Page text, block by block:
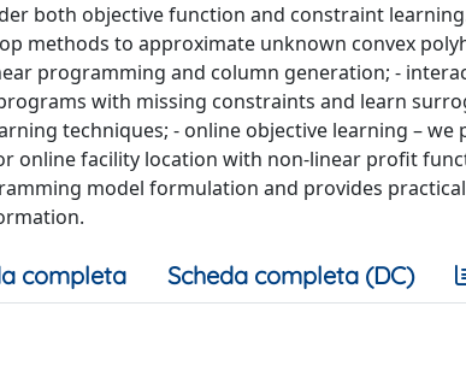
both objective function and constraint
methods to approximate unknown convex
programming and column generation; -
with missing constraints and learn
techniques; - online objective learning –
online facility location with non-linear profit
model formulation and provides
completa Scheda completa (DC)